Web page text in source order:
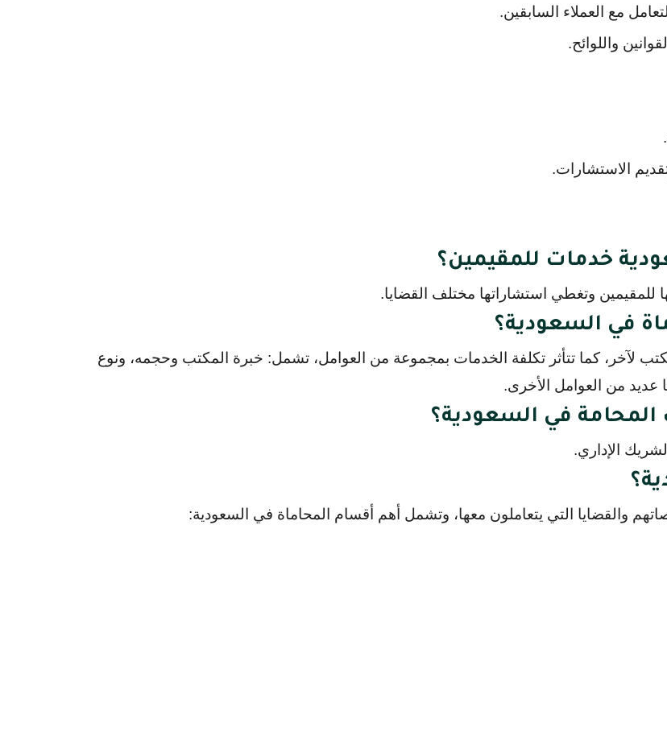
مع العملاء السابقين.
واللوائح.
الاستشارات.
خدمات للمقيمين؟
وتغطي استشاراتها مختلف القضايا.
في السعودية؟
لآخر، كما تتأثر تكلفة الخدمات بمجموعة من العوامل، تشمل: خبرة المكتب وحجمه، ونوع
عديد من العوامل الأخرى.
المحامة في السعودية؟
الإداري.
والقضايا التي يتعاملون معها، وتشمل أهم أقسام المحاماة في السعودية: